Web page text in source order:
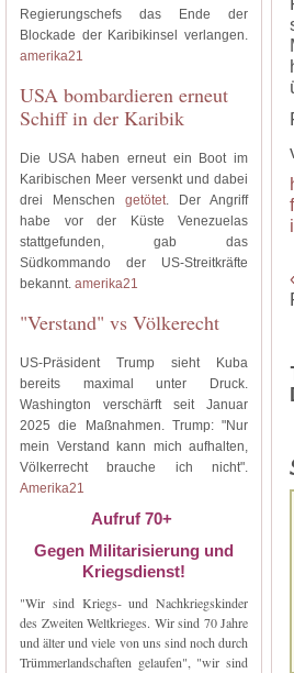
Regierungschefs das Ende der
Blockade der Karibikinsel verlangen.
amerika21
USA bombardieren erneut
Schiff in der Karibik
Die USA haben erneut ein Boot im
Karibischen Meer versenkt und dabei
drei Menschen getötet. Der Angriff
habe vor der Küste Venezuelas
stattgefunden, gab das
Südkommando der US-Streitkräfte
bekannt. amerika21
"Verstand" vs Völkerecht
US-Präsident Trump sieht Kuba
bereits maximal unter Druck.
Washington verschärft seit Januar
2025 die Maßnahmen. Trump: "Nur
mein Verstand kann mich aufhalten,
Völkerrecht brauche ich nicht".
Amerika21
Aufruf 70+
Gegen Militarisierung und
Kriegsdienst!
"Wir sind Kriegs- und Nachkriegskinder
des Zweiten Weltkrieges. Wir sind 70 Jahre
und älter und viele von uns sind noch durch
Trümmerlandschaften gelaufen", "wir sind